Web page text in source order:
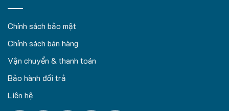
Chính sách bảo mật
Chính sách bán hàng
Vận chuyển & thanh toán
Bảo hành đổi trả
Liên hệ